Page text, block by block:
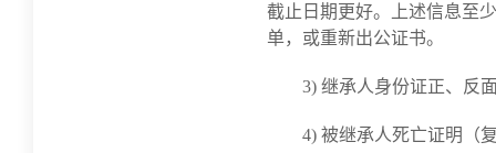
截止日期更好。上述信息至
单，或重新出公证书。
3) 继承人身份证正、反
4) 被继承人死亡证明（